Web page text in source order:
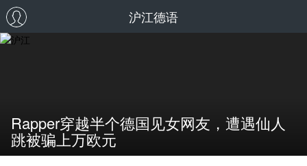
沪江德语
Rapper穿越半个德国见女网友，遭遇仙人
跳被骗上万欧元